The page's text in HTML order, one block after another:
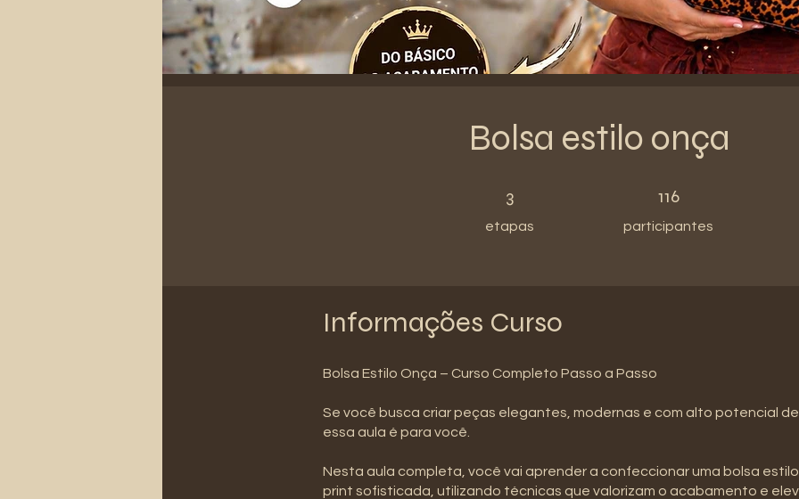
Bolsa estilo onça
3
etapas
116
participantes
116 participantes
Informações Curso
Bolsa Estilo Onça – Curso Completo Passo a Passo
Se você busca criar peças elegantes, modernas e com alto potencial de
essa aula é para você.
Nesta aula completa, você vai aprender a confeccionar uma bolsa estilo
print sofisticada, utilizando técnicas que valorizam o acabamento e